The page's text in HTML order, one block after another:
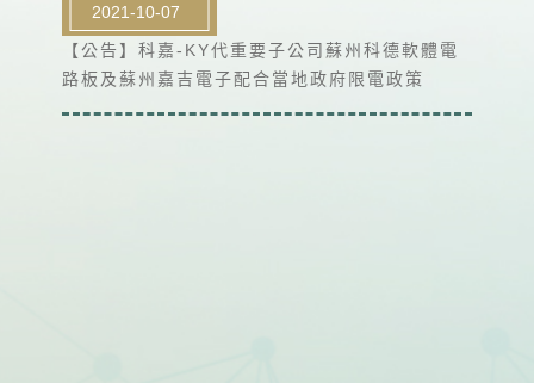
2021-10-07
【公告】科嘉-KY代重要子公司蘇州科德軟體電
路板及蘇州嘉吉電子配合當地政府限電政策